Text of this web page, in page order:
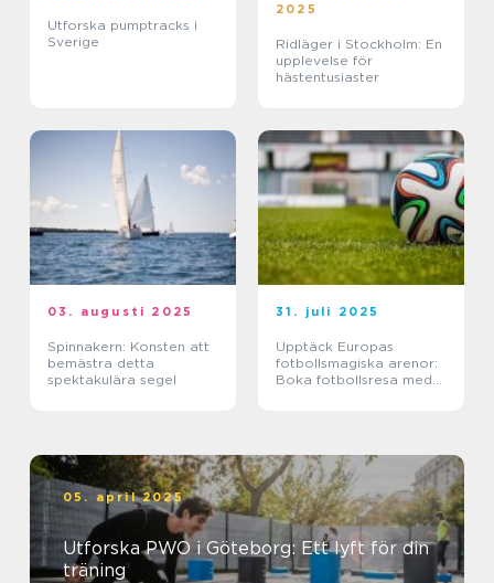
Utforska pumptracks i
Sverige
2025
Ridläger i Stockholm: En
upplevelse för
hästentusiaster
03. augusti 2025
Spinnakern: Konsten att
bemästra detta
spektakulära segel
31. juli 2025
Upptäck Europas
fotbollsmagiska arenor:
Boka fotbollsresa med
05. april 2025
Utforska PWO i Göteborg: Ett lyft för din
träning